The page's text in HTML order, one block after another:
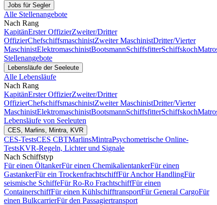
Jobs für Segler
Alle Stellenangebote
Nach Rang
KapitänErster OffizierZweiter/Dritter
OffizierChefschiffsmaschinistZweiter MaschinistDritter/Vierter
MaschinistElektromaschinistBootsmannSchiffsfitterSchiffskoch
Stellenangebote
Lebensläufe der Seeleute
Alle Lebensläufe
Nach Rang
KapitänErster OffizierZweiter/Dritter
OffizierChefschiffsmaschinistZweiter MaschinistDritter/Vierter
MaschinistElektromaschinistBootsmannSchiffsfitterSchiffskoch
Lebensläufe von Seeleuten
CES, Marlins, Mintra, KVR
CES-TestsCES CBTMarlinsMintraPsychometrische Online-
TestsKVR-Regeln, Lichter und Signale
Nach Schiffstyp
Für einen ÖltankerFür einen ChemikalientankerFür einen
GastankerFür ein TrockenfrachtschiffFür Anchor HandlingFür
seismische SchiffeFür Ro-Ro FrachtschiffFür einen
ContainerschiffFür einen KühlschifftransportFür General CargoFür
einen BulkcarrierFür den Passagiertransport